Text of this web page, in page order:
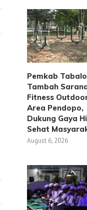
Pemkab
Tambah
Fitness
Area Pendopo,
Dukung Gaya
Sehat
August 6, 2026